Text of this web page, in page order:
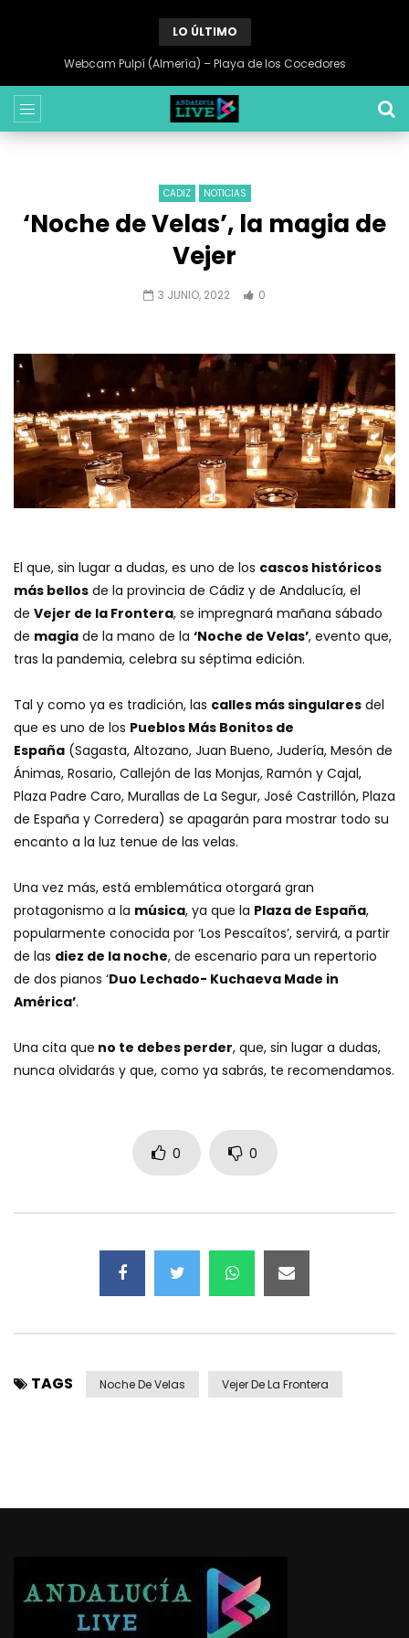
LO ÚLTIMO
Webcam Pulpí (Almería) – Playa de los Cocedores
CADIZ NOTICIAS
‘Noche de Velas’, la magia de
Vejer
3 JUNIO, 2022 0
El que, sin lugar a dudas, es uno de los cascos históricos
más bellos de la provincia de Cádiz y de Andalucía, el
de Vejer de la Frontera, se impregnará mañana sábado
de magia de la mano de la ‘Noche de Velas’, evento que,
tras la pandemia, celebra su séptima edición.
Tal y como ya es tradición, las calles más singulares del
que es uno de los Pueblos Más Bonitos de
España (Sagasta, Altozano, Juan Bueno, Judería, Mesón de
Ánimas, Rosario, Callejón de las Monjas, Ramón y Cajal,
Plaza Padre Caro, Murallas de La Segur, José Castrillón, Plaza
de España y Corredera) se apagarán para mostrar todo su
encanto a la luz tenue de las velas.
Una vez más, está emblemática otorgará gran
protagonismo a la música, ya que la Plaza de España,
popularmente conocida por ‘Los Pescaítos’, servirá, a partir
de las diez de la noche, de escenario para un repertorio
de dos pianos ‘Duo Lechado- Kuchaeva Made in
América’.
Una cita que no te debes perder, que, sin lugar a dudas,
nunca olvidarás y que, como ya sabrás, te recomendamos.
0 0
TAGS Noche De Velas Vejer De La Frontera